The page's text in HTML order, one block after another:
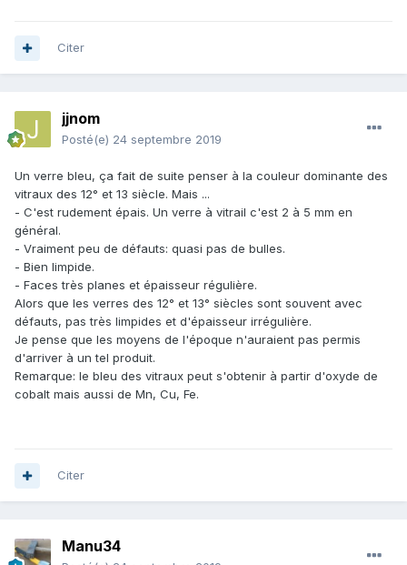
Citer
jjnom
Posté(e) 24 septembre 2019
Un verre bleu, ça fait de suite penser à la couleur dominante des
vitraux des 12° et 13 siècle. Mais ...
- C'est rudement épais. Un verre à vitrail c'est 2 à 5 mm en
général.
- Vraiment peu de défauts: quasi pas de bulles.
- Bien limpide.
- Faces très planes et épaisseur régulière.
Alors que les verres des 12° et 13° siècles sont souvent avec
défauts, pas très limpides et d'épaisseur irrégulière.
Je pense que les moyens de l'époque n'auraient pas permis
d'arriver à un tel produit.
Remarque: le bleu des vitraux peut s'obtenir à partir d'oxyde de
cobalt mais aussi de Mn, Cu, Fe.
Citer
Manu34